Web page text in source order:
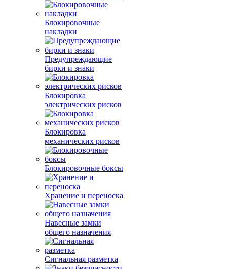
Блокировочные
накладки
Предупреждающие
бирки и знаки
Блокировка
электрических рисков
Блокировка
механических рисков
Блокировочные боксы
Хранение и переноска
Навесные замки
общего назначения
Сигнальная разметка